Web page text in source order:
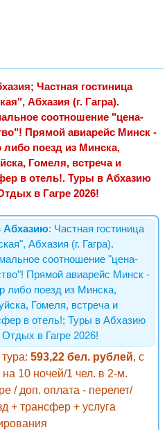
Частная гостиница
Абхазия (г. Гагра).
соотношение "цена-
Прямой авиарейс Минск -
поезд из Минска,
Гомеля, встреча и
в отель!. Туры в Абхазию
в Гагре 2026!
Абхазию: Частная гостиница
Абхазия (г. Гагра).
соотношение "цена-
Прямой авиарейс Минск -
либо поезд из Минска,
Гомеля, встреча и
в отель!; Туры в Абхазию
Отдых в Гагре 2026!
593,22 бел. рублей, с
на 10 ночей/1 чел. в 2-м.
/ доп. оплата - перелет/
+ трансфер + услуга